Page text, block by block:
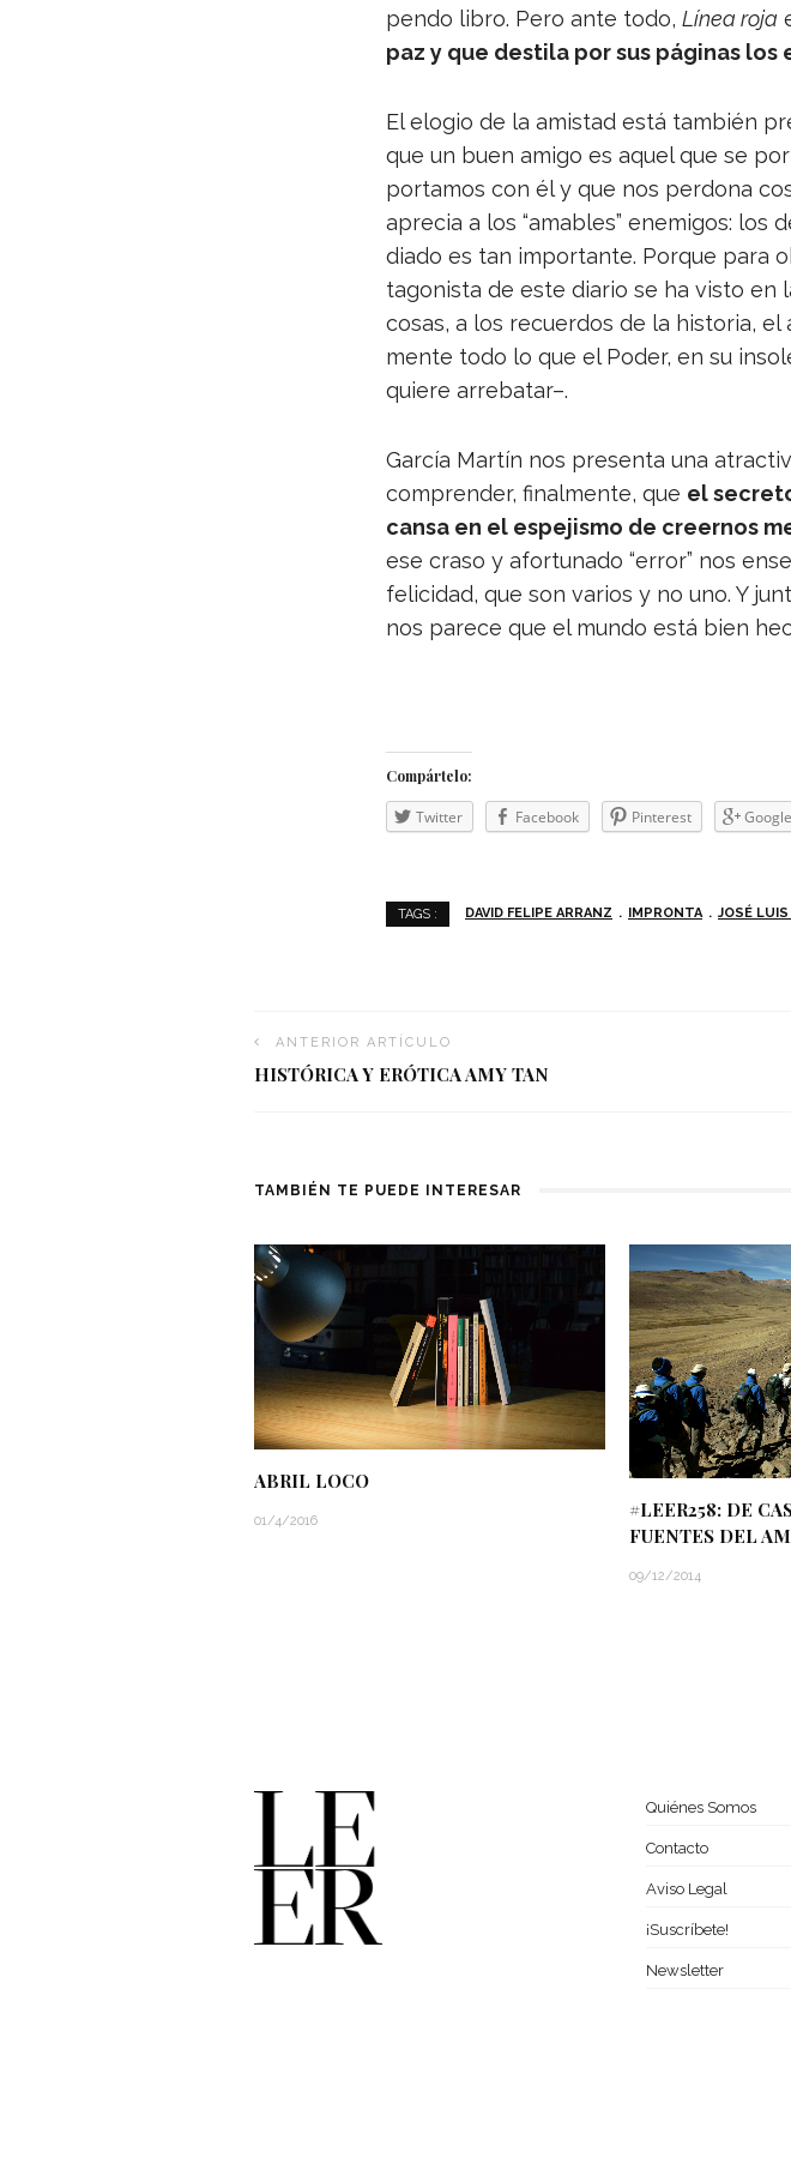
pendo libro. Pero ante todo, Línea roja
paz y que des­tila por sus pági­nas
El elo­gio de la amis­tad está tam­bién
que un buen amigo es aquel que se
por­ta­mos con él y que nos per­dona
apre­cia a los “ama­bles” enemi­gos:
diado es tan impor­tante. Por­que para
ta­go­nista de este dia­rio se ha visto en
cosas, a los recuer­dos de la his­to­ria,
mente todo lo que el Poder, en su
quiere arrebatar–.
Gar­cía Mar­tín nos pre­senta una
com­pren­der, final­mente, que el
cansa en el espe­jismo de creer­nos
ese craso y afor­tu­nado “error” nos
feli­ci­dad, que son varios y no uno. Y
nos parece que el mundo está bien
Com­pár­telo:
Twit­ter Face­book Pin­te­rest Goo­gle
TAGS : DAVID FELIPE ARRANZ IMPRONTA JOSÉ LUIS
ANTERIOR ARTÍCULO
HISTÓRICA Y ERÓTICA AMY TAN
TAMBIÉN TE PUEDE INTERESAR
ABRIL LOCO
01/4/2016
#LEER258: DE
FUENTES DEL
09/12/2014
Quiénes Somos
Contacto
Aviso Legal
¡Suscríbete!
Newsletter